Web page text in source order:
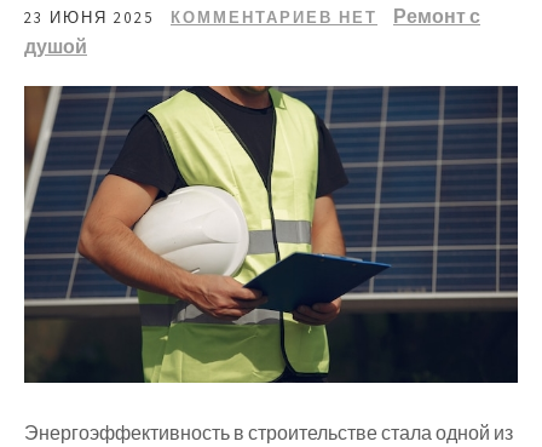
23 ИЮНЯ 2025 КОММЕНТАРИЕВ НЕТ
Ремонт с
душой
Энергоэффективность в строительстве стала одной из